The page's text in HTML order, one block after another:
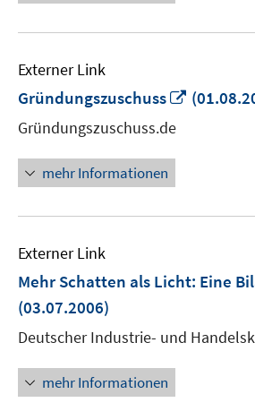
Externer Link
Gründungszuschuss
In
Gründungszuschuss.de
mehr Informationen
Externer Link
Mehr Schatten als Licht: Eine
(03.07.2006)
Deutscher Industrie- und
mehr Informationen